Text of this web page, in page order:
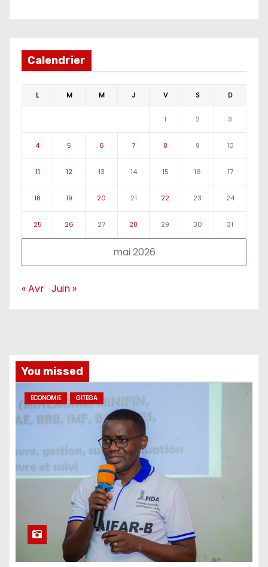
Calendrier
mai 2026
L M M J V S D
1 2 3
4 5 6 7 8 9 10
11 12 13 14 15 16 17
18 19 20 21 22 23 24
25 26 27 28 29 30 31
« Avr Juin »
You missed
ECONOMIE GITEGA